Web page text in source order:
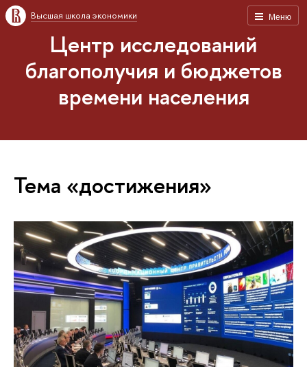
Меню
Высшая школа экономики
Центр исследований
благополучия и бюджетов
времени населения
Тема «достижения»